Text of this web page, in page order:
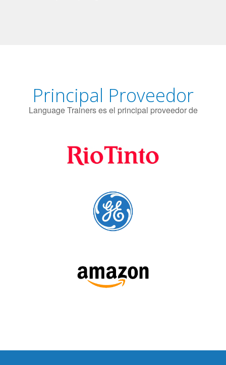
Principal Proveedor
Language Trainers es el principal proveedor de